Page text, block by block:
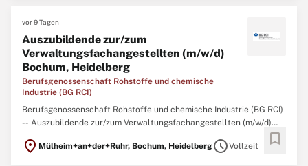
vor 9 Tagen
Auszubildende zur/zum
Verwaltungsfachangestellten (m/w/d)
Bochum, Heidelberg
Berufsgenossenschaft Rohstoffe und chemische
Industrie (BG RCI)
Berufsgenossenschaft Rohstoffe und chemische Industrie (BG RCI)
-- Auszubildende zur/zum Verwaltungsfachangestellten (m/w/d)
Beginnen Sie Ihre Ausbildung in der Sozialversicherung! Die BG RCI
location_on Mülheim+an+der+Ruhr, Bochum, HeidelbergscheduleVollzeit bookmark